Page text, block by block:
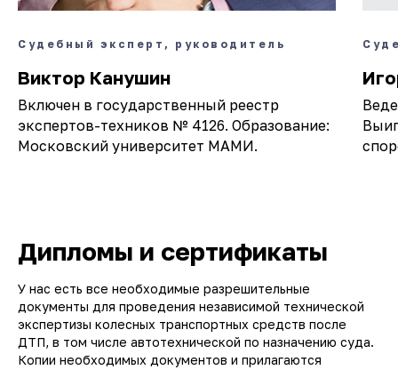
Судебный эксперт, руководитель
Виктор Канушин
Включен в государственный реестр
экспертов-техников № 4126. Образование:
Московский университет МАМИ.
Дипломы и сертификаты
У нас есть все необходимые разрешительные
документы для проведения независимой технической
экспертизы колесных транспортных средств после
ДТП, в том числе автотехнической по назначению суда.
Копии необходимых документов и прилагаются